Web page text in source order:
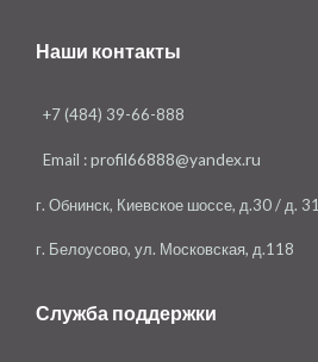
Наши контакты
+7 (484) 39-66-888
Email :profil66888@yandex.ru
г. Обнинск, Киевское шоссе, д.30 / д. 31
г. Белоусово, ул. Московская, д.118
Служба поддержки